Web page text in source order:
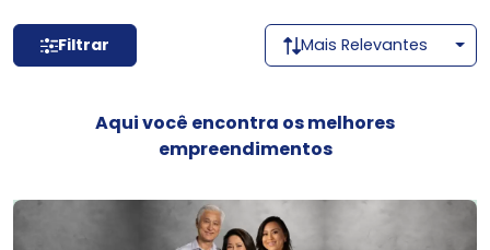
Filtrar Mais Relevantes
Aqui você encontra os melhores
empreendimentos